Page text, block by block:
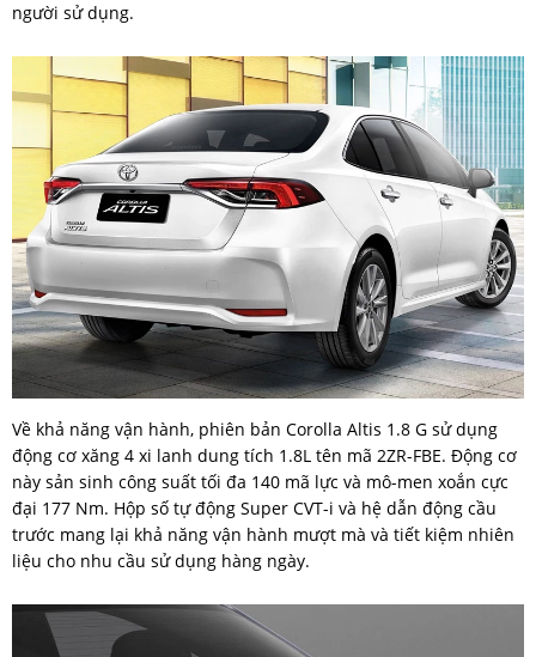
người sử dụng.
Về khả năng vận hành, phiên bản Corolla Altis 1.8 G sử dụng
động cơ xăng 4 xi lanh dung tích 1.8L tên mã 2ZR-FBE. Động cơ
này sản sinh công suất tối đa 140 mã lực và mô-men xoắn cực
đại 177 Nm. Hộp số tự động Super CVT-i và hệ dẫn động cầu
trước mang lại khả năng vận hành mượt mà và tiết kiệm nhiên
liệu cho nhu cầu sử dụng hàng ngày.